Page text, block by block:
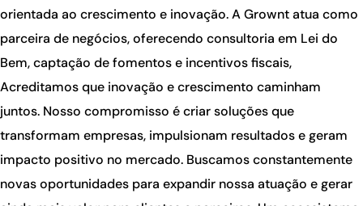
orientada ao crescimento e inovação. A Grownt atua como
parceira de negócios, oferecendo consultoria em Lei do
Bem, captação de fomentos e incentivos fiscais,
Acreditamos que inovação e crescimento caminham
juntos. Nosso compromisso é criar soluções que
transformam empresas, impulsionam resultados e geram
impacto positivo no mercado. Buscamos constantemente
novas oportunidades para expandir nossa atuação e gerar